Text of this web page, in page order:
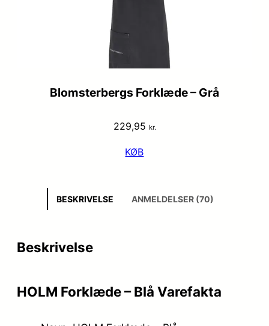
Blomsterbergs Forklæde – Grå
229,95 kr.
KØB
BESKRIVELSE ANMELDELSER (70)
Beskrivelse
HOLM Forklæde – Blå Varefakta